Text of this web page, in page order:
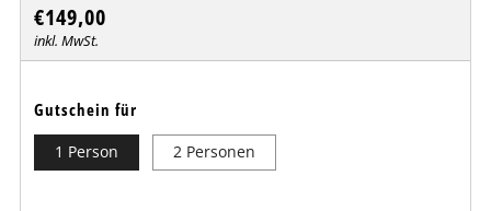
Normaler
Preis
€149,00
inkl. MwSt.
Gutschein für
1 Person 2 Personen